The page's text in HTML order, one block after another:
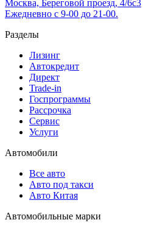
Москва, Береговой проезд, 4/6с3
Ежедневно с 9-00 до 21-00.
Разделы
Лизинг
Автокредит
Директ
Trade-in
Госпрограммы
Рассрочка
Сервис
Услуги
Автомобили
Все авто
Авто под такси
Авто Китая
Автомобильные марки